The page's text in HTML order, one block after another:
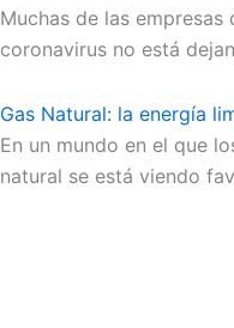
Muchas de las
coronavirus no está
Gas Natural: la energía
En un mundo en el que
natural se está viendo